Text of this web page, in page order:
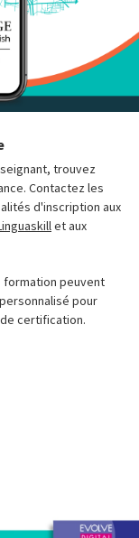
trouvez
Contactez les
d'inscription aux
et aux
formation peuvent
pour
certification.